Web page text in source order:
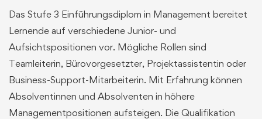
Das Stufe 3 Einführungsdiplom in Management bereitet
Lernende auf verschiedene Junior- und
Aufsichtspositionen vor. Mögliche Rollen sind
Teamleiterin, Bürovorgesetzter, Projektassistentin oder
Business-Support-Mitarbeiterin. Mit Erfahrung können
Absolventinnen und Absolventen in höhere
Managementpositionen aufsteigen. Die Qualifikation